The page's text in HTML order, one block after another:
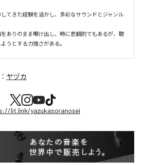
てきた経験を活かし、多彩なサウンドとジャンル
ありのまま曝け出し、時に悲観的でもあるが、聴
うとする力強さがある。
ヤヅカ
lit.link/yazukasoranosei